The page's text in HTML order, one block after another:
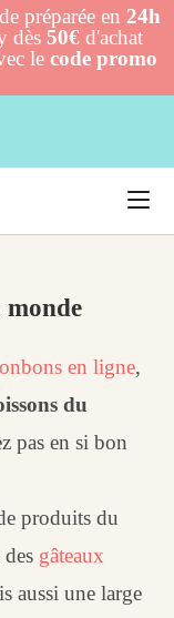
préparée en 24h
dès 50€d'achat
le code promo
monde
en ligne,
du
pas en si bon
produits du
gâteaux
aussi une large